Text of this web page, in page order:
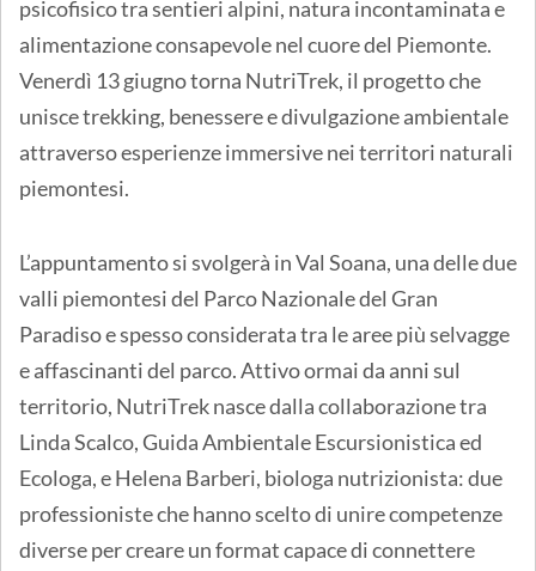
psicofisico tra sentieri alpini, natura incontaminata e
alimentazione consapevole nel cuore del Piemonte.
Venerdì 13 giugno torna NutriTrek, il progetto che
unisce trekking, benessere e divulgazione ambientale
attraverso esperienze immersive nei territori naturali
piemontesi.
L’appuntamento si svolgerà in Val Soana, una delle due
valli piemontesi del Parco Nazionale del Gran
Paradiso e spesso considerata tra le aree più selvagge
e affascinanti del parco. Attivo ormai da anni sul
territorio, NutriTrek nasce dalla collaborazione tra
Linda Scalco, Guida Ambientale Escursionistica ed
Ecologa, e Helena Barberi, biologa nutrizionista: due
professioniste che hanno scelto di unire competenze
diverse per creare un format capace di connettere